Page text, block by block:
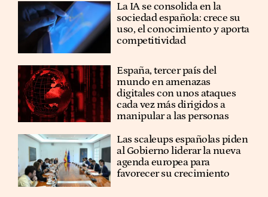
La IA se consolida en la
sociedad española: crece su
uso, el conocimiento y aporta
competitividad
España, tercer país del
mundo en amenazas
digitales con unos ataques
cada vez más dirigidos a
manipular a las personas
Las scaleups españolas piden
al Gobierno liderar la nueva
agenda europea para
favorecer su crecimiento